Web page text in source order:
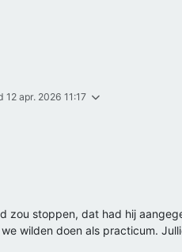
12 apr. 2026 11:17
zou stoppen, dat had hij
wilden doen als practicum.